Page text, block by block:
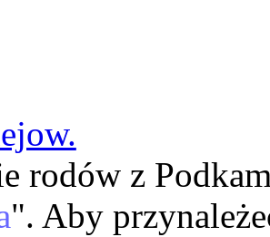
rodów z
". Aby